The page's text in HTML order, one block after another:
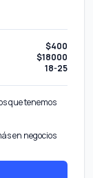
$400
$18000
18-25
que tenemos
en negocios